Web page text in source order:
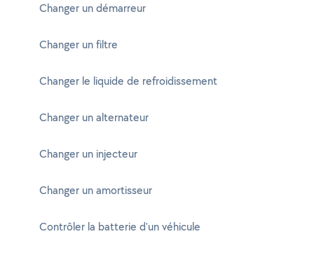
Changer un démarreur
Changer un filtre
Changer le liquide de refroidissement
Changer un alternateur
Changer un injecteur
Changer un amortisseur
Contrôler la batterie d'un véhicule